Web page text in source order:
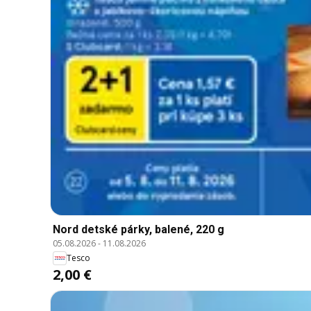
Nord detské párky, balené, 220 g
05.08.2026- 11.08.2026
Tesco
2,00 €